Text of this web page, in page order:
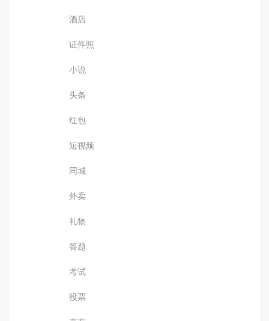
酒店
证件照
小说
头条
红包
短视频
同城
外卖
礼物
答题
考试
投票